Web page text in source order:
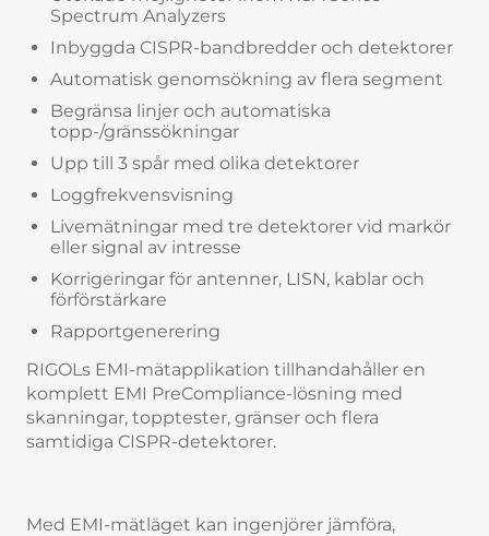
Spectrum Analyzers
Inbyggda CISPR-bandbredder och detektorer
Automatisk genomsökning av flera segment
Begränsa linjer och automatiska
topp-/gränssökningar
Upp till 3 spår med olika detektorer
Loggfrekvensvisning
Livemätningar med tre detektorer vid markör
eller signal av intresse
Korrigeringar för antenner, LISN, kablar och
förförstärkare
Rapportgenerering
RIGOLs EMI-mätapplikation tillhandahåller en
komplett EMI PreCompliance-lösning med
skanningar, topptester, gränser och flera
samtidiga CISPR-detektorer.
Med EMI-mätläget kan ingenjörer jämföra,